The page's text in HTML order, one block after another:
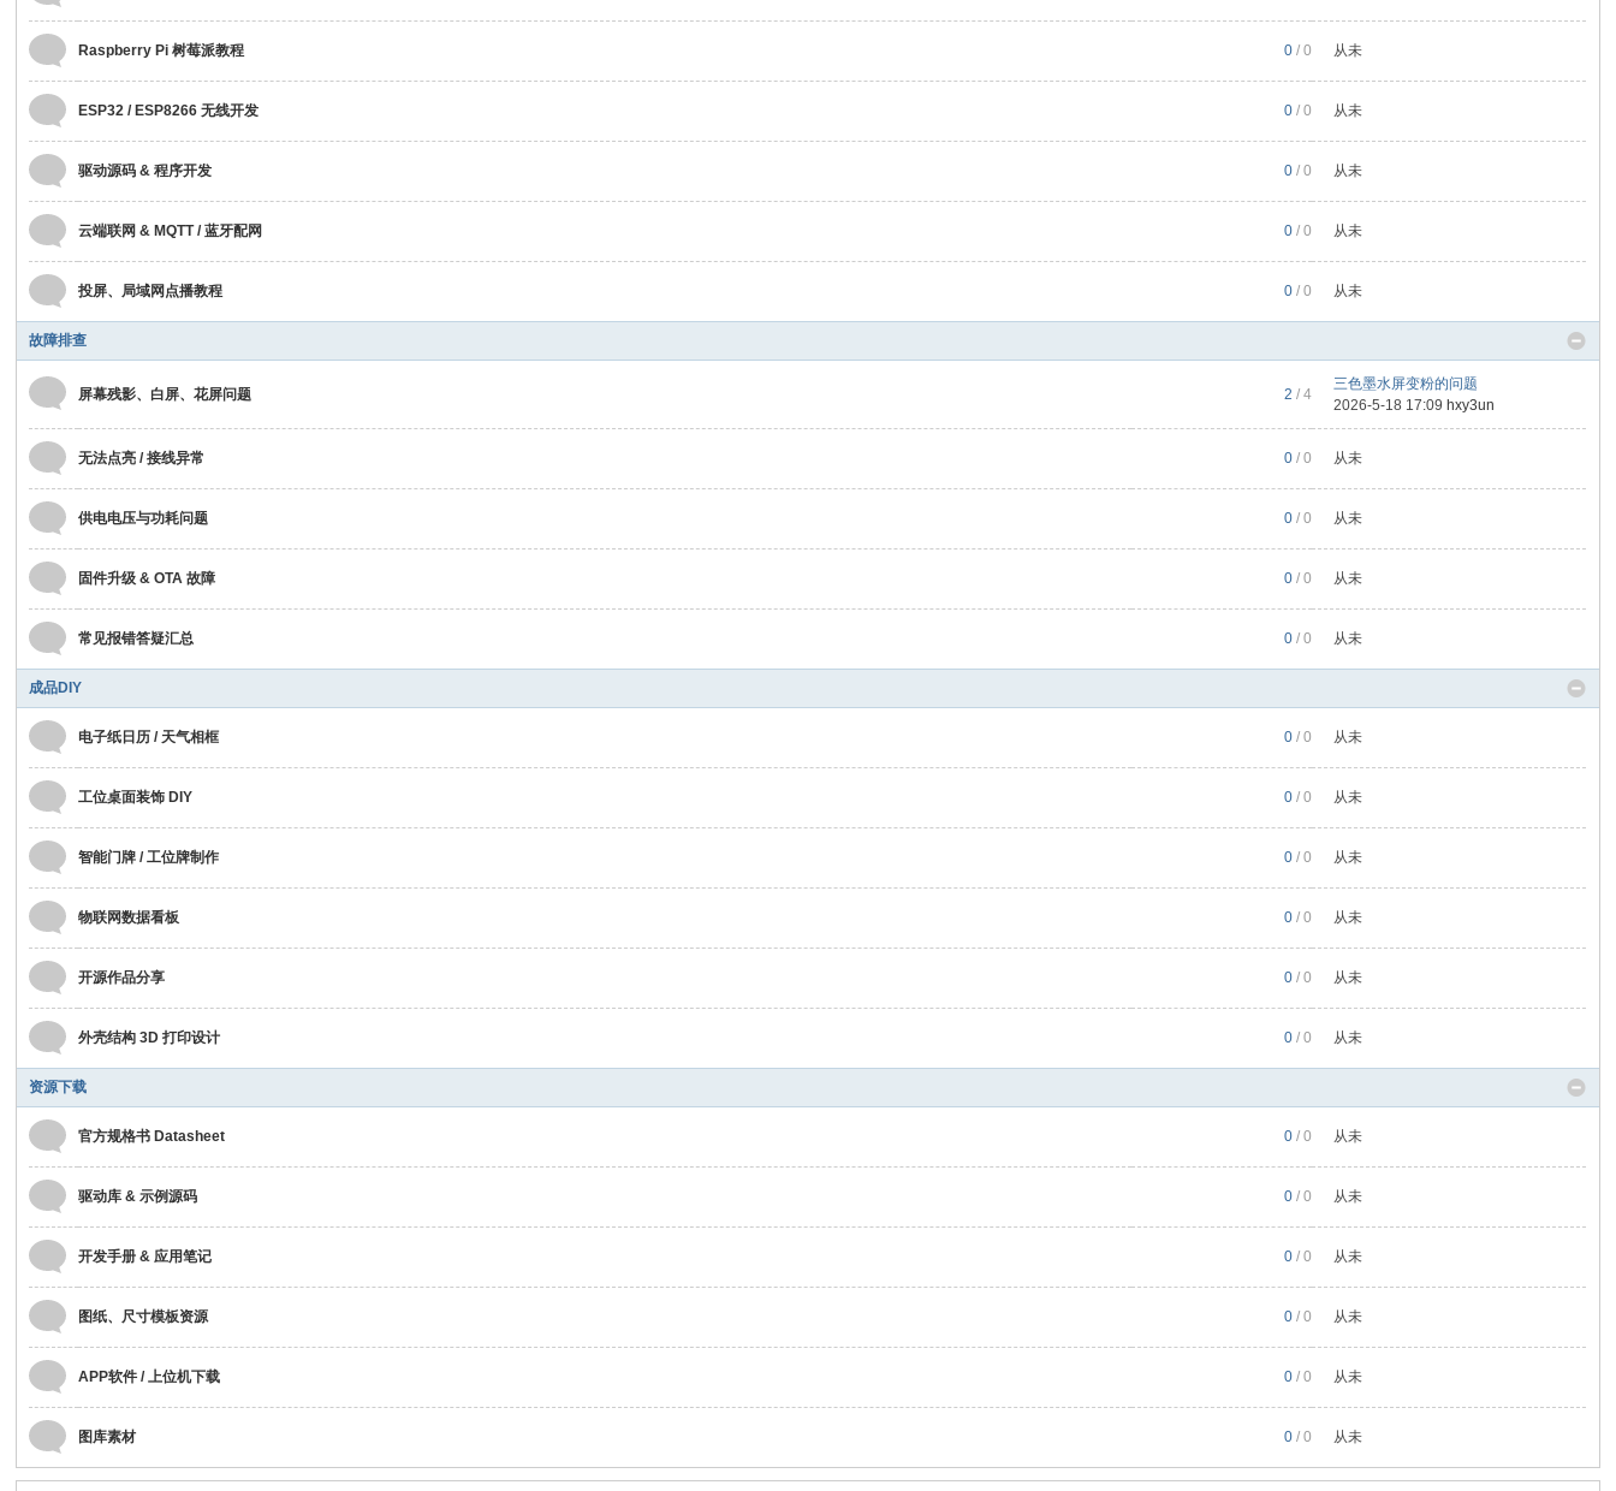
彩
色
电
子
纸
教
Raspberry Pi 树莓派教程 0 / 0 从未
ESP32 / ESP8266 无线开发 0 / 0 从未
驱动源码 & 程序开发 0 / 0 从未
云端联网 & MQTT / 蓝牙配网 0 / 0 从未
投屏、局域网点播教程 0 / 0 从未
故障排查
屏幕残影、白屏、花屏问题 2 / 4
三色墨水屏变粉的问题
2026-5-18 17:09 hxy3un
无法点亮 / 接线异常 0 / 0 从未
供电电压与功耗问题 0 / 0 从未
固件升级 & OTA 故障 0 / 0 从未
常见报错答疑汇总 0 / 0 从未
成品DIY
电子纸日历 / 天气相框 0 / 0 从未
工位桌面装饰 DIY 0 / 0 从未
智能门牌 / 工位牌制作 0 / 0 从未
物联网数据看板 0 / 0 从未
开源作品分享 0 / 0 从未
外壳结构 3D 打印设计 0 / 0 从未
资源下载
官方规格书 Datasheet 0 / 0 从未
驱动库 & 示例源码 0 / 0 从未
开发手册 & 应用笔记 0 / 0 从未
图纸、尺寸模板资源 0 / 0 从未
APP软件 / 上位机下载 0 / 0 从未
图库素材 0 / 0 从未